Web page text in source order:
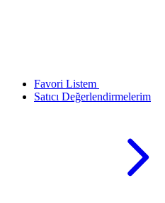
Favori Listem
Satıcı Değerlendirmelerim